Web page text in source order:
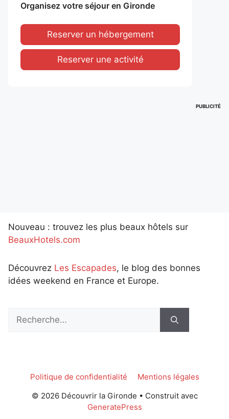
Organisez votre séjour en Gironde
Reserver un hébergement
Reserver une activité
PUBLICITÉ
Nouveau : trouvez les plus beaux hôtels sur
BeauxHotels.com
Découvrez Les Escapades, le blog des bonnes
idées weekend en France et Europe.
Rechercher :
Politique de confidentialité
Mentions légales
© 2026 Découvrir la Gironde • Construit avec
GeneratePress